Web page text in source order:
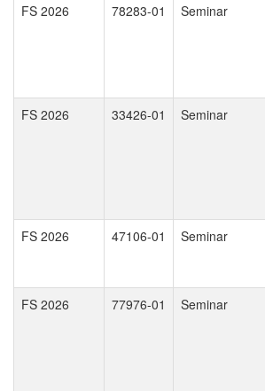
FS 2026 78283-01 Seminar
FS 2026
33426-01 Seminar
FS 2026 47106-01 Seminar
FS 2026
77976-01 Seminar